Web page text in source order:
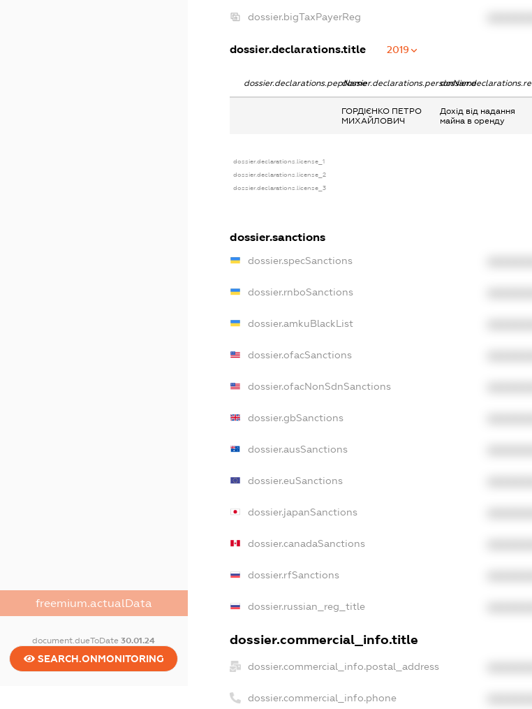
freemium.actualData
document.dueToDate30.01.24
SEARCH.ONMONITORING
dossier.bigTaxPayerReg
dossier.declarations.title 2019
dossier.declarations.pepNamedossier.declarations.personName
ГОРДІЄНКО ПЕТРО
МИХАЙЛОВИЧ
Дохід від надання
майна в оренду
dossier.declarations.license_1
dossier.declarations.license_2
dossier.declarations.license_3
dossier.sanctions
dossier.specSanctions
dossier.rnboSanctions
dossier.amkuBlackList
dossier.ofacSanctions
dossier.ofacNonSdnSanctions
dossier.gbSanctions
dossier.ausSanctions
dossier.euSanctions
dossier.japanSanctions
dossier.canadaSanctions
dossier.rfSanctions
dossier.russian_reg_title
dossier.commercial_info.title
dossier.commercial_info.postal_address
dossier.commercial_info.phone